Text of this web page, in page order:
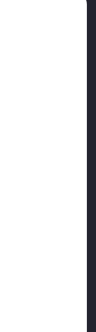
iki hafta
Madem
gözetip